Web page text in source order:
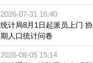
2026-07-31 16:40
统计局8月1日起派员上门 协助住户完成2026 中
期人口统计问卷
2026-08-05 15:14